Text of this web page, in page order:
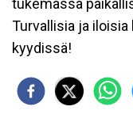
tukemassa
Turvallisia ja
kyydissä!